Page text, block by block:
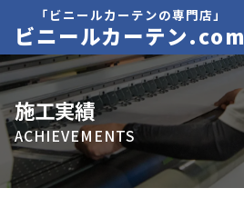
「ビニールカーテンの専門店」
ビニールカーテン.com
施工実績
ACHIEVEMENTS